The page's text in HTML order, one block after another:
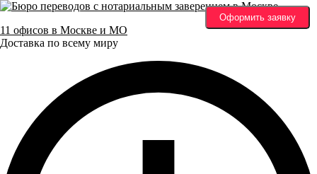
11 офисов в Москве и МО
Доставка по всему миру
Оформить заявку